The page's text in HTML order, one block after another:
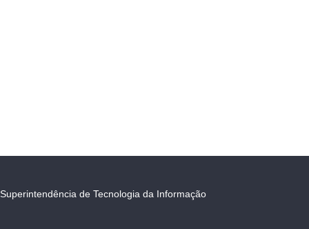
Superintendência de Tecnologia da Informação